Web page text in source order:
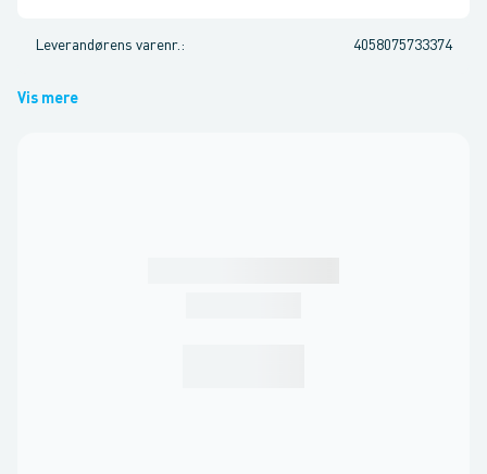
Leverandørens varenr. : 4058075733374
Vis mere